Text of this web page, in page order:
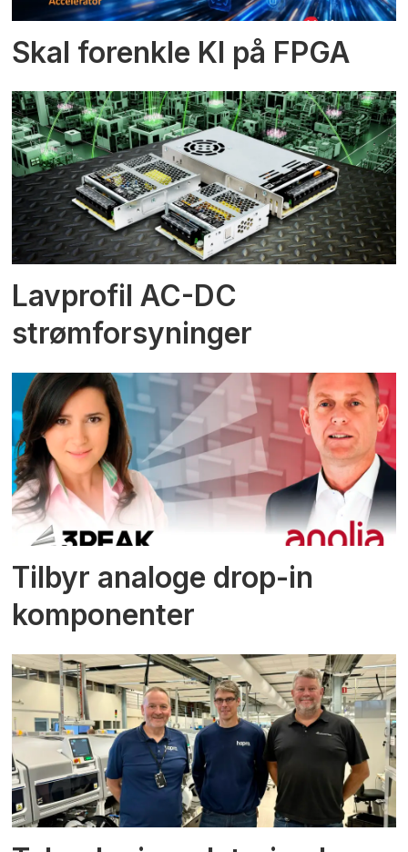
Skal forenkle KI på FPGA
Lavprofil AC-DC
strømforsyninger
Tilbyr analoge drop-in
komponenter